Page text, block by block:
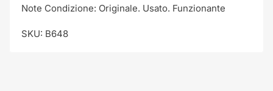
Note Condizione: Originale. Usato. Funzionante
SKU: B648